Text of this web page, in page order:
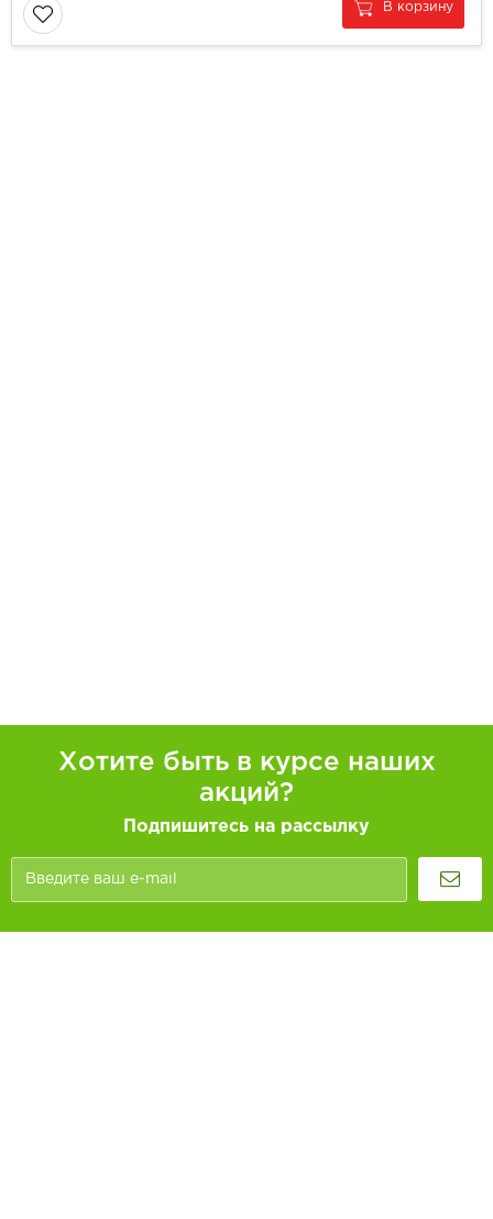
В корзину
Хотите быть в курсе наших
акций?
Подпишитесь на рассылку